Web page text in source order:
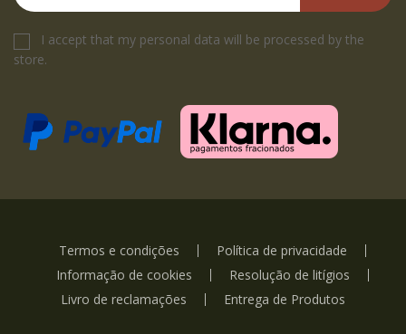
I accept that my personal data will be processed by the
store.
Termos e condições
Política de privacidade
Informação de cookies
Resolução de litígios
Livro de reclamações
Entrega de Produtos